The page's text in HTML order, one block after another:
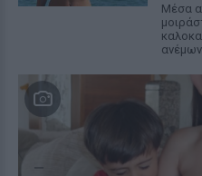
Μέσα
ανέμων